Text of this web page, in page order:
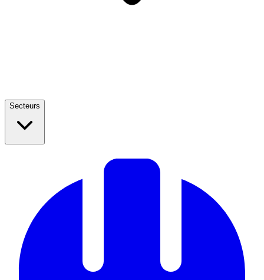
Secteurs